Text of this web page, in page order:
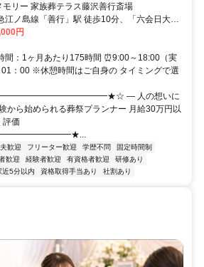
リー 家族葬テラス藤沢善行斎場
江ノ島線「善行」駅 徒歩10分、「六会日大
勤OK
円
間：1ヶ月あたり175時間 ⏰9:00～18:00（実
：00 ※休憩時間はご自身の タイミングで選
― 人の想いに
から始められる葬祭プランナー 月給30万円以
評価
歓迎 フリーター歓迎 学歴不問
固定時間制
歓迎 経験者歓迎 有資格者歓迎
研修あり
近5分以内 資格取得手当あり 社割あり